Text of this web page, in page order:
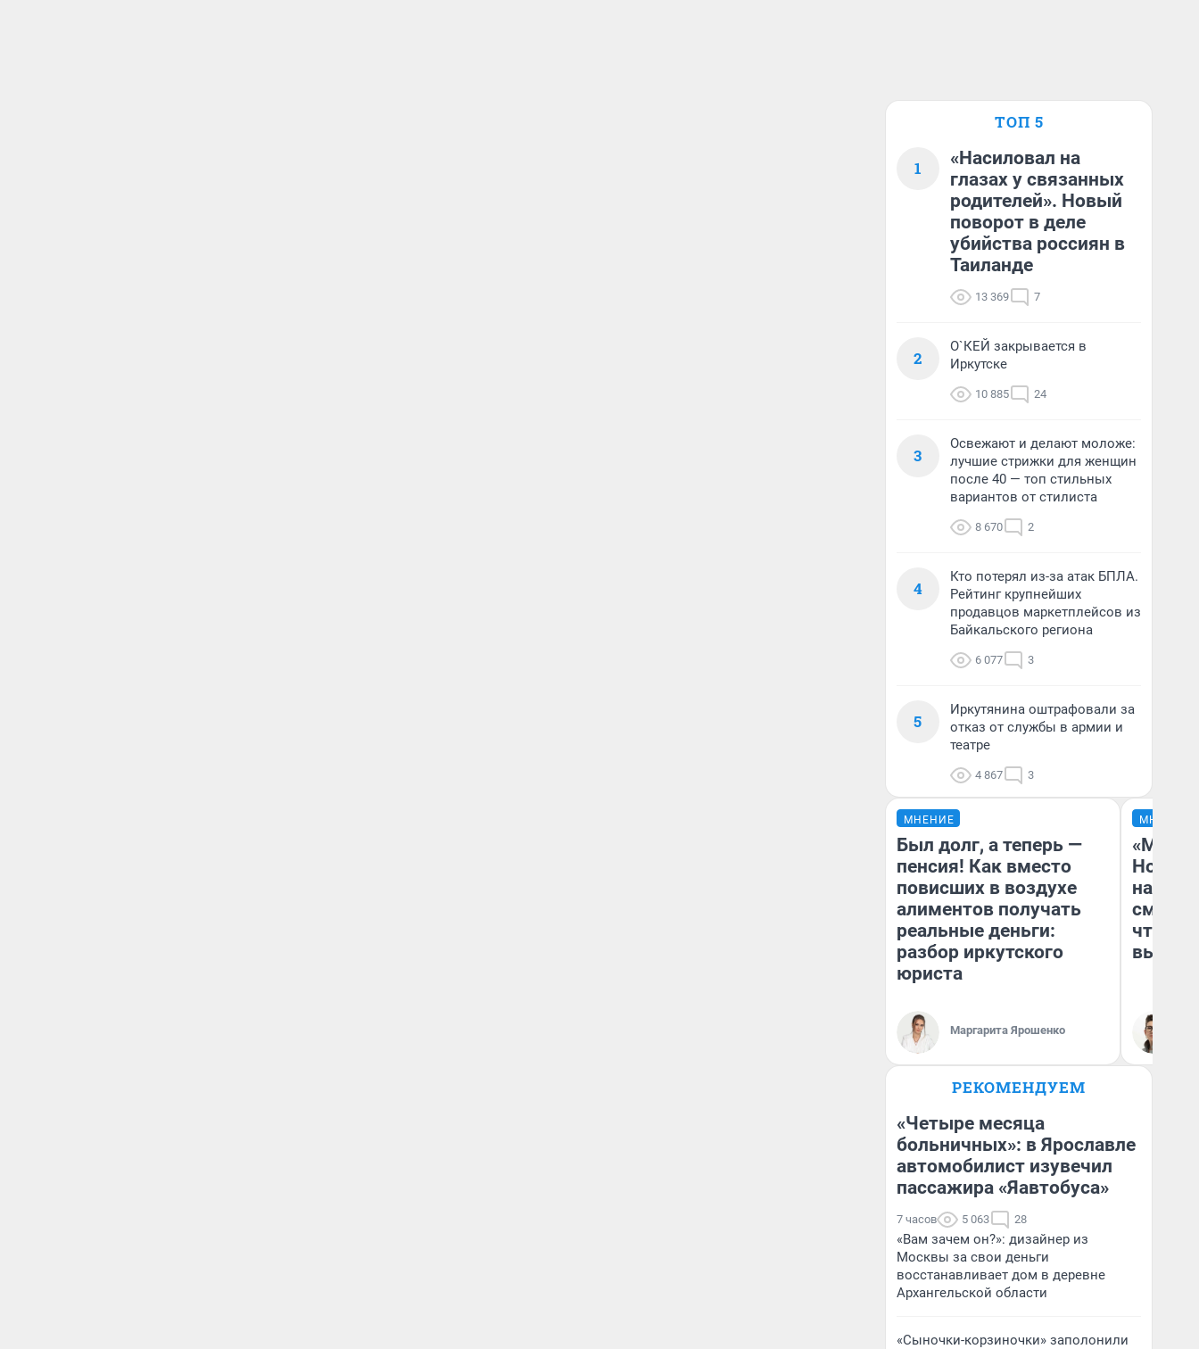
ТОП 5
1
«Насиловал на
глазах у связанных
родителей». Новый
поворот в деле
убийства россиян в
Таиланде
13 369 7
2
О`КЕЙ закрывается в
Иркутске
10 885 24
3
Освежают и делают моложе:
лучшие стрижки для женщин
после 40 — топ стильных
вариантов от стилиста
8 670 2
4
Кто потерял из-за атак БПЛА.
Рейтинг крупнейших
продавцов маркетплейсов из
Байкальского региона
6 077 3
5
Иркутянина оштрафовали за
отказ от службы в армии и
театре
4 867 3
МНЕНИЕ
Был долг, а теперь —
пенсия! Как вместо
повисших в воздухе
алиментов получать
реальные деньги:
разбор иркутского
юриста
Маргарита Ярошенко
МНЕНИЕ
«Мы
чтобы
РЕКОМЕНДУЕМ
«Четыре месяца
больничных»: в Ярославле
автомобилист изувечил
пассажира «Яавтобуса»
7 часов 5 063 28
«Вам зачем он?»: дизайнер из
Москвы за свои деньги
восстанавливает дом в деревне
Архангельской области
«Сыночки-корзиночки» заполонили